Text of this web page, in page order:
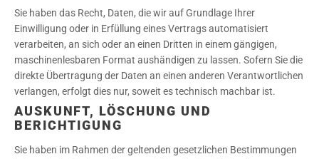
Sie haben das Recht, Daten, die wir auf Grundlage Ihrer
Einwilligung oder in Erfüllung eines Vertrags automatisiert
verarbeiten, an sich oder an einen Dritten in einem gängigen,
maschinenlesbaren Format aushändigen zu lassen. Sofern Sie die
direkte Übertragung der Daten an einen anderen Verantwortlichen
verlangen, erfolgt dies nur, soweit es technisch machbar ist.
AUSKUNFT, LÖSCHUNG UND
BERICHTIGUNG
Sie haben im Rahmen der geltenden gesetzlichen Bestimmungen